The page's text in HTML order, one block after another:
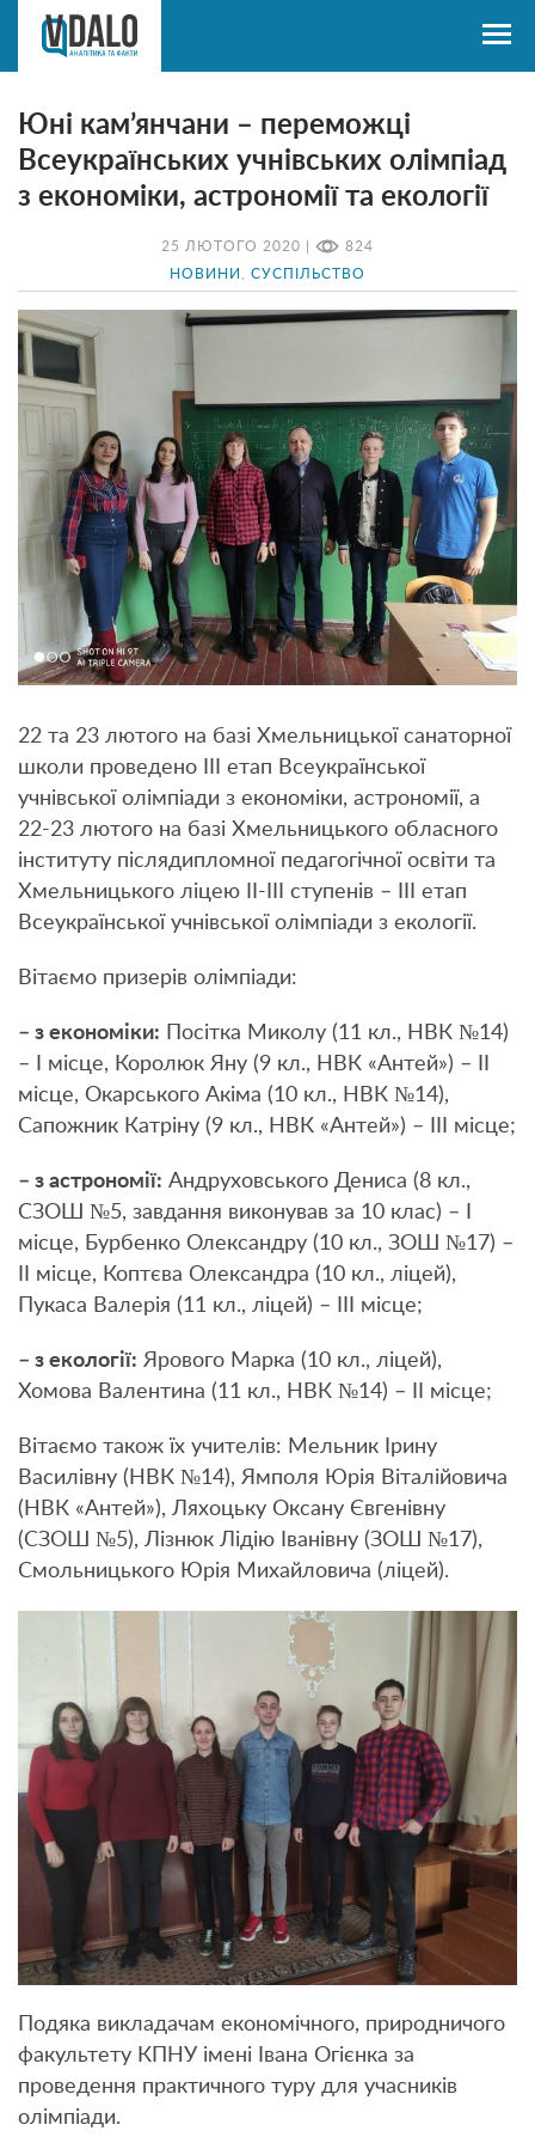
25 ЛЮТОГО 2020 | 824
НОВИНИ СУСПІЛЬСТВО
Юні кам’янчани – переможці
Всеукраїнських учнівських олімпіад
з економіки, астрономії та екології
22 та 23 лютого на базі Хмельницької санаторної
школи проведено ІII етап Всеукраїнської
учнівської олімпіади з економіки, астрономії, а
22-23 лютого на базі Хмельницького обласного
інституту післядипломної педагогічної освіти та
Хмельницького ліцею ІІ-ІІІ ступенів – ІII етап
Всеукраїнської учнівської олімпіади з екології.
Вітаємо призерів олімпіади:
– з економіки: Посітка Миколу (11 кл., НВК №14)
– І місце, Королюк Яну (9 кл., НВК «Антей») – ІІ
місце, Окарського Акіма (10 кл., НВК №14),
Сапожник Катріну (9 кл., НВК «Антей») – ІІІ місце;
– з астрономії: Андруховського Дениса (8 кл.,
СЗОШ №5, завдання виконував за 10 клас) – І
місце, Бурбенко Олександру (10 кл., ЗОШ №17) –
ІІ місце, Коптєва Олександра (10 кл., ліцей),
Пукаса Валерія (11 кл., ліцей) – ІІІ місце;
– з екології: Ярового Марка (10 кл., ліцей),
Хомова Валентина (11 кл., НВК №14) – ІІ місце;
Вітаємо також їх учителів: Мельник Ірину
Василівну (НВК №14), Ямполя Юрія Віталійовича
(НВК «Антей»), Ляхоцьку Оксану Євгенівну
(СЗОШ №5), Лізнюк Лідію Іванівну (ЗОШ №17),
Смольницького Юрія Михайловича (ліцей).
Подяка викладачам економічного, природничого
факультету КПНУ імені Івана Огієнка за
проведення практичного туру для учасників
олімпіади.